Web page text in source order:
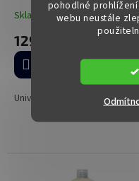
pohodlné
webu neustále
Skladem (4 ks)
129 Kč
Univerzální detailingový